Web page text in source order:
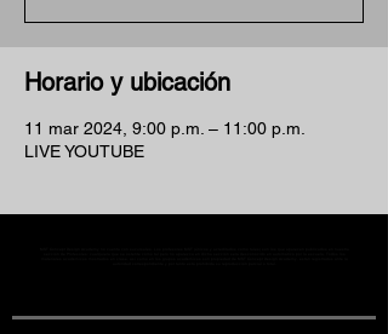
Horario y ubicación
11 mar 2024, 9:00 p.m. – 11:00 p.m.
LIVE YOUTUBE